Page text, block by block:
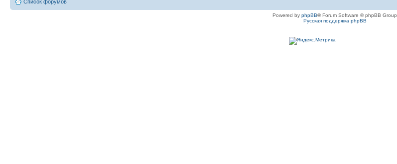
Список форумов
Powered by phpBB® Forum Software © phpBB Group
Русская поддержка phpBB